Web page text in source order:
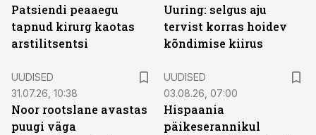
Patsiendi peaaegu
tapnud kirurg kaotas
arstilitsentsi
Uuring: selgus aju
tervist korras hoidev
kõndimise kiirus
UUDISED
31.07.26, 10:38
Noor rootslane avastas
puugi väga
UUDISED
03.08.26, 07:00
Hispaania
päikeserannikul